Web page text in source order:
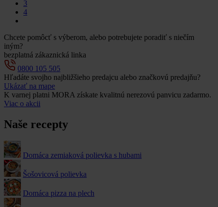
3
4
Chcete pomôcť s výberom, alebo potrebujete poradiť s niečím
iným?
bezplatná zákaznická linka
0800 105 505
Hľadáte svojho najbližšieho predajcu alebo značkovú predajňu?
Ukázať na mape
K varnej platni MORA získate kvalitnú nerezovú panvicu zadarmo.
Viac o akcii
Naše recepty
Domáca zemiaková polievka s hubami
Šošovicová polievka
Domáca pizza na plech